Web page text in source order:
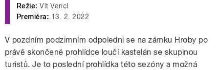
Režie: Vít Vencl
Premiéra: 13. 2. 2022
V pozdním podzimním odpoledni se na zámku Hroby po
právě skončené prohlídce loučí kastelán se skupinou
turistů. Je to poslední prohlídka této sezóny a možná